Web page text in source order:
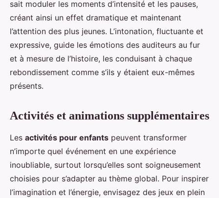
sait moduler les moments d’intensité et les pauses,
créant ainsi un effet dramatique et maintenant
l’attention des plus jeunes. L’intonation, fluctuante et
expressive, guide les émotions des auditeurs au fur
et à mesure de l’histoire, les conduisant à chaque
rebondissement comme s’ils y étaient eux-mêmes
présents.
Activités et animations supplémentaires
Les activités pour enfants peuvent transformer
n’importe quel événement en une expérience
inoubliable, surtout lorsqu’elles sont soigneusement
choisies pour s’adapter au thème global. Pour inspirer
l’imagination et l’énergie, envisagez des jeux en plein